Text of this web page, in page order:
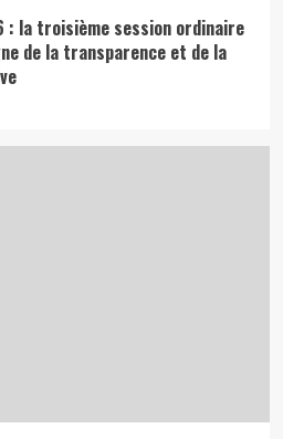
: la troisième session ordinaire
de la transparence et de la